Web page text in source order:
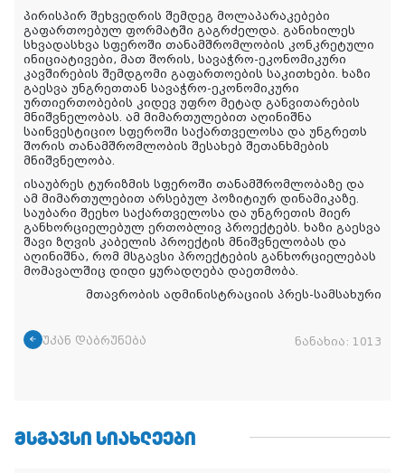
პირისპირ შეხვედრის შემდეგ მოლაპარაკებები
გაფართოებულ ფორმატში გაგრძელდა. განიხილეს
სხვადასხვა სფეროში თანამშრომლობის კონკრეტული
ინიციატივები, მათ შორის, სავაჭრო-ეკონომიკური
კავშირების შემდგომი გაფართოების საკითხები. ხაზი
გაესვა უნგრეთთან სავაჭრო-ეკონომიკური
ურთიერთობების კიდევ უფრო მეტად განვითარების
მნიშვნელობას. ამ მიმართულებით აღინიშნა
საინვესტიციო სფეროში საქართველოსა და უნგრეთს
შორის თანამშრომლობის შესახებ შეთანხმების
მნიშვნელობა.
ისაუბრეს ტურიზმის სფეროში თანამშრომლობაზე და
ამ მიმართულებით არსებულ პოზიტიურ დინამიკაზე.
საუბარი შეეხო საქართველოსა და უნგრეთის მიერ
განხორციელებულ ერთობლივ პროექტებს. ხაზი გაესვა
შავი ზღვის კაბელის პროექტის მნიშვნელობას და
აღინიშნა, რომ მსგავსი პროექტების განხორციელებას
მომავალშიც დიდი ყურადღება დაეთმობა.
მთავრობის ადმინისტრაციის პრეს-სამსახური
უკან დაბრუნება ნანახია: 1013
ᲛᲡᲒᲐᲕᲡᲘ ᲡᲘᲐᲮᲚᲔᲔᲑᲘ